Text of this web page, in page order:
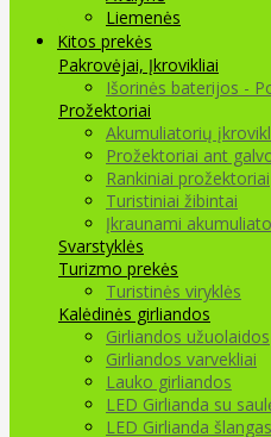
Liemenės
Kitos prekės
Pakrovėjai, Įkrovikliai
Išorinės baterijos -
Prožektoriai
Akumuliatorių
Prožektoriai ant
Rankiniai prožektoriai
Turistiniai žibintai
Įkraunami
Svarstyklės
Turizmo prekės
Turistinės viryklės
Kalėdinės girliandos
Girliandos užuolaidos
Girliandos varvekliai
Lauko girliandos
LED Girlianda su
LED Girlianda šlangas